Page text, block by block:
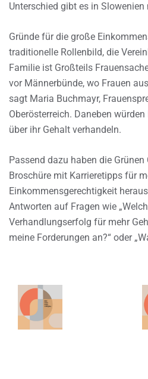
Unterschied gibt es in Slowenien
Gründe für die große
traditionelle Rollenbild, die
Familie ist Großteils
vor Männerbünde, wo Frauen
sagt Maria Buchmayr,
Oberösterreich. Daneben
über ihr Gehalt verhandeln.
Passend dazu haben die Grünen
Broschüre mit Karrieretipps für
Einkommensgerechtigkeit
Antworten auf Fragen wie
Verhandlungserfolg für mehr
meine Forderungen an?“ oder